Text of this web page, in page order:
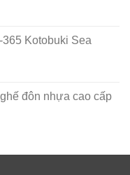
Kotobuki Sea
đôn nhựa cao cấp